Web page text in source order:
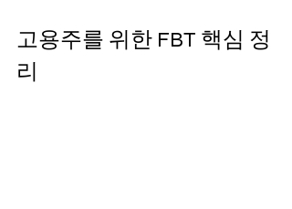
고용주를 위한 FBT 핵심 정
리